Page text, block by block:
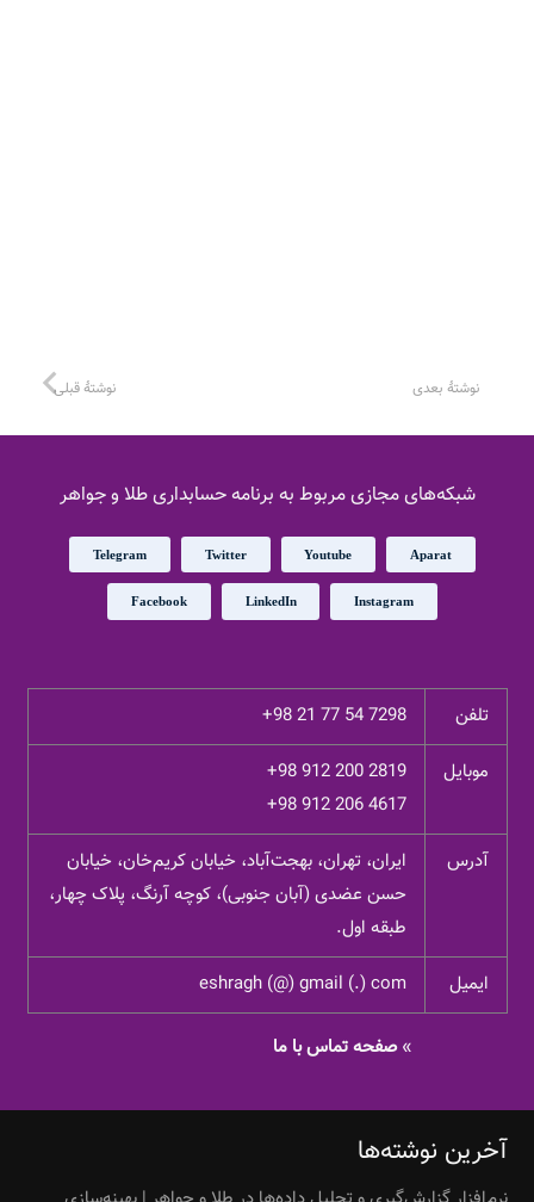
نوشتهٔ قبلی نوشتهٔ بعدی
شبکه‌های مجازی مربوط به برنامه حسابداری طلا و جواهر
Aparat
Youtube
Twitter
Telegram
Instagram
LinkedIn
Facebook
تلفن +98 21 77 54 7298
موبایل
+98 912 200 2819
+98 912 206 4617
آدرس
ایران، تهران، بهجت‌آباد، خیابان کریم‌خان، خیابان
حسن عضدی (آبان جنوبی)، کوچه آرنگ، پلاک چهار،
طبقه اول.
ایمیل eshragh (@) gmail (.) com
»صفحه تماس با ما
آخرین نوشته‌ها